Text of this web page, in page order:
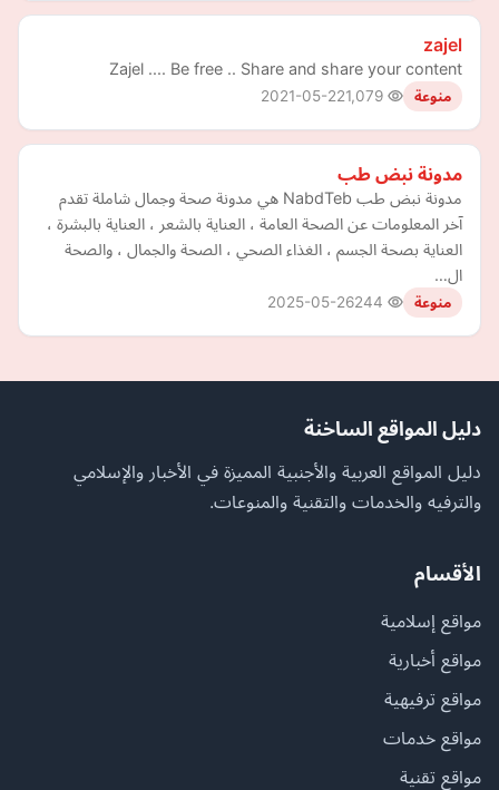
zajel
Zajel .... Be free .. Share and share your content
منوعة 2021-05-22
مدونة نبض طب
مدونة نبض طب NabdTeb هي مدونة صحة وجمال شاملة تقدم
آخر المعلومات عن الصحة العامة ، العناية بالشعر ، العناية بالبشرة ،
العناية بصحة الجسم ، الغذاء الصحي ، الصحة والجمال ، والصحة
ال…
منوعة 2025-05-26
دليل المواقع الساخنة
دليل المواقع العربية والأجنبية المميزة في الأخبار والإسلامي
والترفيه والخدمات والتقنية والمنوعات.
الأقسام
مواقع إسلامية
مواقع أخبارية
مواقع ترفيهية
مواقع خدمات
مواقع تقنية